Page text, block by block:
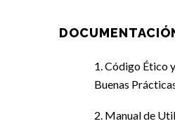
1. Código Ético
Buenas
2. Manual de